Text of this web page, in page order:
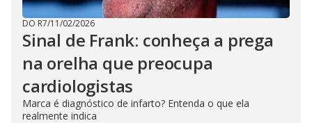
DO R7/11/02/2026
Sinal de Frank: conheça a prega
na orelha que preocupa
cardiologistas
Marca é diagnóstico de infarto? Entenda o que ela
realmente indica